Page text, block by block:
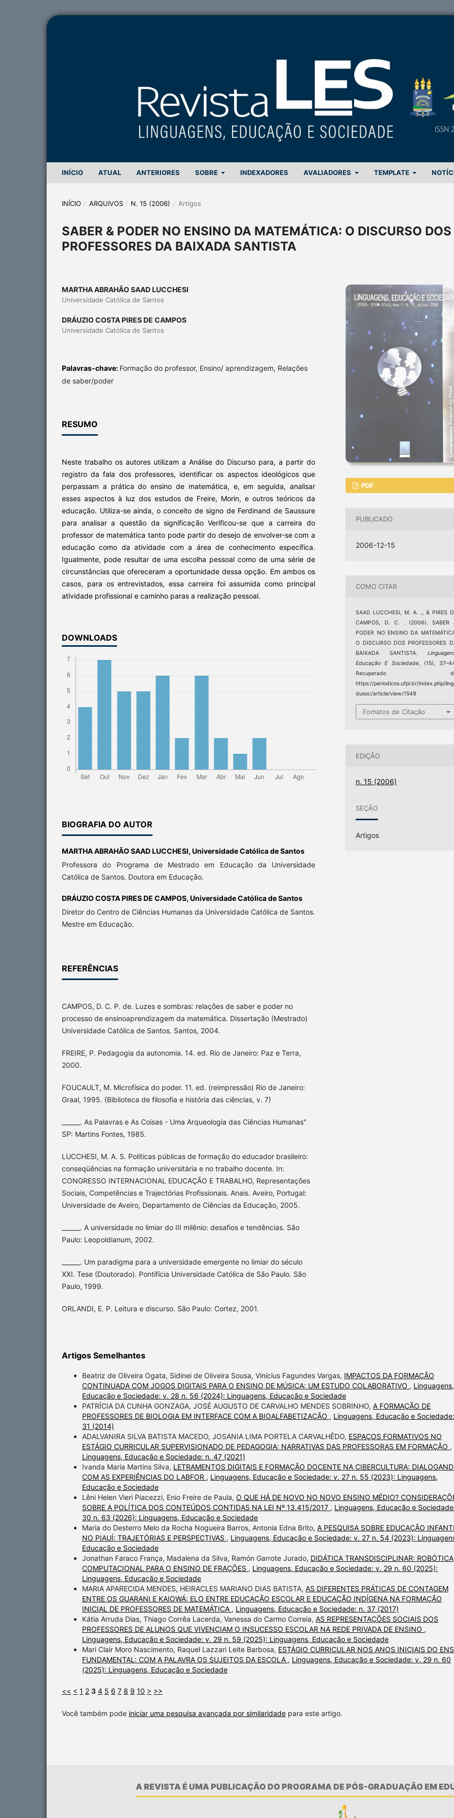
INÍCIO ATUAL ANTERIORES SOBRE INDEXADORES AVALIADORES TEMPLATE
INÍCIO / ARQUIVOS / N. 15 (2006) / Artigos
SABER & PODER NO ENSINO DA MATEMÁTICA: O DISCURSO DOS
PROFESSORES DA BAIXADA SANTISTA
MARTHA ABRAHÃO SAAD LUCCHESI
Universidade Católica de Santos
DRÁUZIO COSTA PIRES DE CAMPOS
Universidade Católica de Santos
Palavras-chave: Formação do professor, Ensino/ aprendizagem, Relações
de saber/poder
RESUMO
Neste trabalho os autores utilizam a Análise do Discurso para, a partir do
registro da fala dos professores, identificar os aspectos ideológicos que
perpassam a prática do ensino de matemática, e, em seguida, analisar
esses aspectos à luz dos estudos de Freire, Morin, e outros teóricos da
educação. Utiliza-se ainda, o conceito de signo de Ferdinand de Saussure
para analisar a questão da significação Verificou-se que a carreira do
professor de matemática tanto pode partir do desejo de envolver-se com a
educação como da atividade com a área de conhecimento específica.
Igualmente, pode resultar de uma escolha pessoal como de uma série de
circunstâncias que ofereceram a oportunidade dessa opção. Em ambos os
casos, para os entrevistados, essa carreira foi assumida como principal
atividade profissional e caminho paras a realização pessoal.
DOWNLOADS
BIOGRAFIA DO AUTOR
MARTHA ABRAHÃO SAAD LUCCHESI, Universidade Católica de Santos
Professora do Programa de Mestrado em Educação da Universidade
Católica de Santos. Doutora em Educação.
DRÁUZIO COSTA PIRES DE CAMPOS, Universidade Católica de Santos
Diretor do Centro de Ciências Humanas da Universidade Católica de Santos.
Mestre em Educação.
REFERÊNCIAS
CAMPOS, D. C. P. de. Luzes e sombras: relações de saber e poder no
processo de ensinoaprendizagem da matemática. Dissertação (Mestrado)
Universidade Católica de Santos. Santos, 2004.
FREIRE, P. Pedagogia da autonomia. 14. ed. Rio de Janeiro: Paz e Terra,
2000.
FOUCAULT, M. Microfísica do poder. 11. ed. (reimpressão) Rio de Janeiro:
Graal, 1995. (Biblioteca de filosofia e história das ciências, v. 7)
______. As Palavras e As Coisas - Uma Arqueologia das Ciências Humanas"
SP: Martins Fontes, 1985.
LUCCHESI, M. A. S. Políticas públicas de formação do educador brasileiro:
conseqüências na formação universitária e no trabalho docente. In:
CONGRESSO INTERNACIONAL EDUCAÇÃO E TRABALHO, Representações
Sociais, Competências e Trajectórias Profissionais. Anais. Aveiro, Portugal:
Universidade de Aveiro, Departamento de Ciências da Educação, 2005.
______. A universidade no limiar do III milênio: desafios e tendências. São
Paulo: Leopoldianum, 2002.
______. Um paradigma para a universidade emergente no limiar do século
XXI. Tese (Doutorado). Pontifícia Universidade Católica de São Paulo. São
Paulo, 1999.
ORLANDI, E. P. Leitura e discurso. São Paulo: Cortez, 2001.
PDF
PUBLICADO
2006-12-15
COMO CITAR
SAAD LUCCHESI, M. A. ., & PIRES
CAMPOS, D. C. . (2006). SABER
PODER NO ENSINO DA
O DISCURSO DOS PROFESSORES
BAIXADA SANTISTA.
Educação E Sociedade, (15),
Recuperado
https://periodicos.ufpi.br/index.php/
dusoc/article/view/1549
Fomatos de Citação
EDIÇÃO
n. 15 (2006)
SEÇÃO
Artigos
Artigos Semelhantes
Beatriz de Oliveira Ogata, Sidinei de Oliveira Sousa, Vinícius Fagundes Vargas, IMPACTOS DA FORMAÇÃO
CONTINUADA COM JOGOS DIGITAIS PARA O ENSINO DE MÚSICA: UM ESTUDO COLABORATIVO , Linguagens,
Educação e Sociedade: v. 28 n. 56 (2024): Linguagens, Educação e Sociedade
PATRÍCIA DA CUNHA GONZAGA, JOSÉ AUGUSTO DE CARVALHO MENDES SOBRINHO, A FORMAÇÃO DE
PROFESSORES DE BIOLOGIA EM INTERFACE COM A BIOALFABETIZAÇÃO , Linguagens, Educação e
31 (2014)
ADALVANIRA SILVA BATISTA MACEDO, JOSANIA LIMA PORTELA CARVALHÊDO, ESPAÇOS FORMATIVOS NO
ESTÁGIO CURRICULAR SUPERVISIONADO DE PEDAGOGIA: NARRATIVAS DAS PROFESSORAS EM FORMAÇÃO ,
Linguagens, Educação e Sociedade: n. 47 (2021)
Ivanda Maria Martins Silva, LETRAMENTOS DIGITAIS E FORMAÇÃO DOCENTE NA CIBERCULTURA:
COM AS EXPERIÊNCIAS DO LABFOR , Linguagens, Educação e Sociedade: v. 27 n. 55 (2023): Linguagens,
Educação e Sociedade
Lêni Helen Vieri Piacezzi, Enio Freire de Paula, O QUE HÁ DE NOVO NO NOVO ENSINO MÉDIO?
SOBRE A POLÍTICA DOS CONTEÚDOS CONTIDAS NA LEI Nº 13.415/2017 , Linguagens, Educação e
30 n. 63 (2026): Linguagens, Educação e Sociedade
Maria do Desterro Melo da Rocha Nogueira Barros, Antonia Edna Brito, A PESQUISA SOBRE EDUCAÇÃO
NO PIAUÍ: TRAJETÓRIAS E PERSPECTIVAS , Linguagens, Educação e Sociedade: v. 27 n. 54 (2023):
Educação e Sociedade
Jonathan Faraco França, Madalena da Silva, Ramón Garrote Jurado, DIDÁTICA TRANSDISCIPLINAR: ROBÓTICA
COMPUTACIONAL PARA O ENSINO DE FRAÇÕES , Linguagens, Educação e Sociedade: v. 29 n. 60 (2025):
Linguagens, Educação e Sociedade
MARIA APARECIDA MENDES, HEIRACLES MARIANO DIAS BATISTA, AS DIFERENTES PRÁTICAS DE CONTAGEM
ENTRE OS GUARANI E KAIOWÁ: ELO ENTRE EDUCAÇÃO ESCOLAR E EDUCAÇÃO INDÍGENA NA FORMAÇÃO
INICIAL DE PROFESSORES DE MATEMÁTICA , Linguagens, Educação e Sociedade: n. 37 (2017)
Kátia Arruda Dias, Thiago Corrêa Lacerda, Vanessa do Carmo Correia, AS REPRESENTAÇÕES SOCIAIS DOS
PROFESSORES DE ALUNOS QUE VIVENCIAM O INSUCESSO ESCOLAR NA REDE PRIVADA DE ENSINO ,
Linguagens, Educação e Sociedade: v. 29 n. 59 (2025): Linguagens, Educação e Sociedade
Mari Clair Moro Nascimento, Raquel Lazzari Leite Barbosa, ESTÁGIO CURRICULAR NOS ANOS INICIAIS DO
FUNDAMENTAL: COM A PALAVRA OS SUJEITOS DA ESCOLA , Linguagens, Educação e Sociedade: v. 29 n. 60
(2025): Linguagens, Educação e Sociedade
<< < 1 2 3 4 5 6 7 8 9 10 > >>
Você também pode iniciar uma pesquisa avançada por similaridade para este artigo.
A REVISTA É UMA PUBLICAÇÃO DO PROGRAMA DE PÓS-GRADUAÇÃO EM